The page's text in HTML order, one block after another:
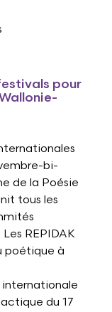
pour
bi-
de la Poésie
tous les
REPIDAK
poétique à
internationale
du 17